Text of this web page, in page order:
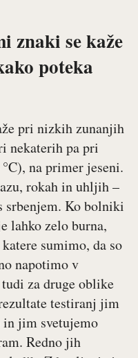
znaki se kaže
poteka
pri nizkih zunanjih
nekaterih pa pri
na primer jeseni.
rokah in uhljih –
srbenjem. Ko bolniki
lahko zelo burna,
sumimo, da so
napotimo v
za druge oblike
testiranj jim
in jim svetujemo
Redno jih